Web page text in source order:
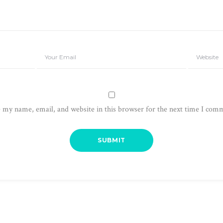
my name, email, and website in this browser for the next time I